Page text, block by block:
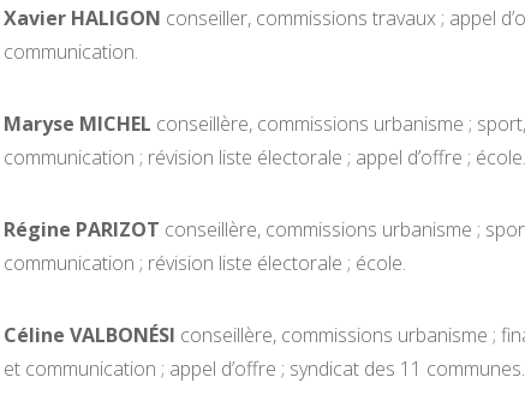
Xavier HALIGON conseiller, commissions travaux ; appel
communication.
Maryse MICHEL conseillère, commissions urbanisme ;
communication ; révision liste électorale ; appel d’offre ; école.
Régine PARIZOT conseillère, commissions urbanisme ;
communication ; révision liste électorale ; école.
Céline VALBONÉSI conseillère, commissions urbanisme ;
et communication ; appel d’offre ; syndicat des 11 communes.